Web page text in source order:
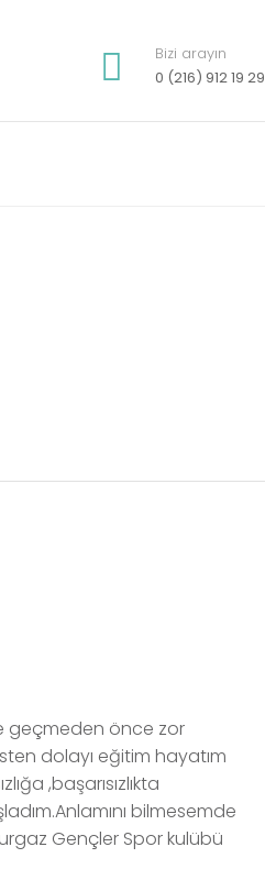
Bizi arayın
0 (216) 912 19 29
geçmeden önce zor
dolayı eğitim hayatım
,başarısızlıkta
bilmesemde
Gençler Spor kulübü